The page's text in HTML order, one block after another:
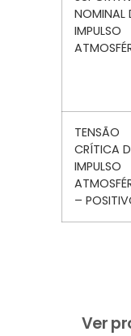
NOMINAL
IMPULSO
TENSÃO
CRÍTICA
IMPULSO
–
Ver